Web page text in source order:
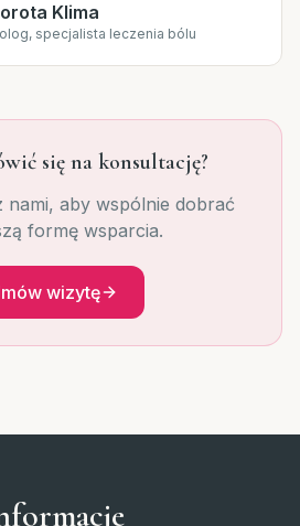
Klima
specjalista leczenia bólu
się na konsultację?
nami, aby wspólnie dobrać
formę wsparcia.
wizytę